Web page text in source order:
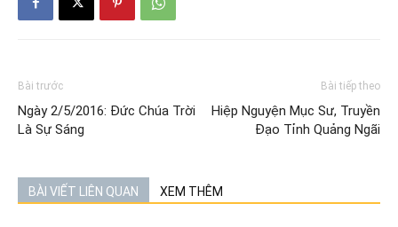
Bài trước
Ngày 2/5/2016: Đức Chúa Trời
Là Sự Sáng
Bài tiếp theo
Hiệp Nguyện Mục Sư, Truyền
Đạo Tỉnh Quảng Ngãi
BÀI VIẾT LIÊN QUAN XEM THÊM